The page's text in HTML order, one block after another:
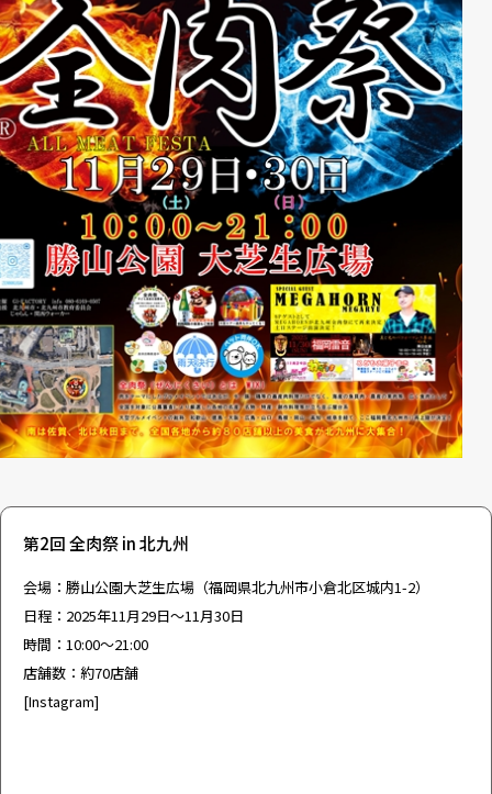
第2回 全肉祭 in 北九州
会場：勝山公園大芝生広場（福岡県北九州市小倉北区城内1-2）
日程：2025年11月29日～11月30日
時間：10:00～21:00
店舗数：約70店舗
[Instagram]